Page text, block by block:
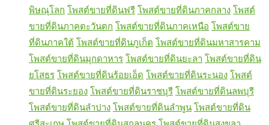
พิษณุโลก โพสต์ขายที่ดินฟรี โพสต์ขายที่ดินภาคกลาง โพสต์
ขายที่ดินภาคตะวันตก โพสต์ขายที่ดินภาคเหนือ โพสต์ขาย
ที่ดินภาคใต้ โพสต์ขายที่ดินภูเก็ต โพสต์ขายที่ดินมหาสารคาม
โพสต์ขายที่ดินมุกดาหาร โพสต์ขายที่ดินยะลา โพสต์ขายที่ดิน
ยโสธร โพสต์ขายที่ดินร้อยเอ็ด โพสต์ขายที่ดินระนอง โพสต์
ขายที่ดินระยอง โพสต์ขายที่ดินราชบุรี โพสต์ขายที่ดินลพบุรี
โพสต์ขายที่ดินลำปาง โพสต์ขายที่ดินลำพูน โพสต์ขายที่ดิน